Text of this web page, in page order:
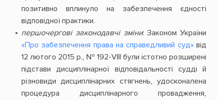
позитивно вплинуло на забезпечення єдності
відповідної практики.
першочергові законодавчі зміни: Законом України
«Про забезпечення права на справедливий суд»від
12 лютого 2015 р., № 192-VIII були істотно розширені
підстави дисциплінарної відповідальності судді й
різновиди дисциплінарних стягнень, удосконалена
процедура дисциплінарного провадження,